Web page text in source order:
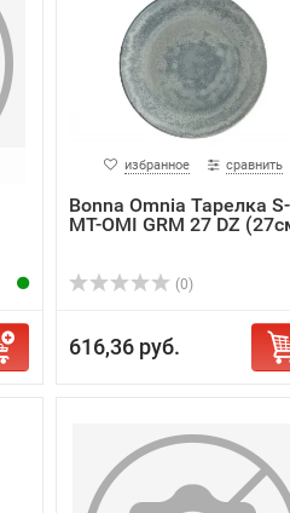
избранное сравнить
Bonna Omnia Тарелка S-
MT-OMI GRM 27 DZ
(0)
616,36 руб.